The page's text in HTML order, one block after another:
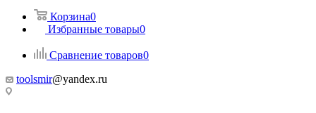
Корзина0
Избранные товары0
Сравнение товаров0
toolsmir@yandex.ru